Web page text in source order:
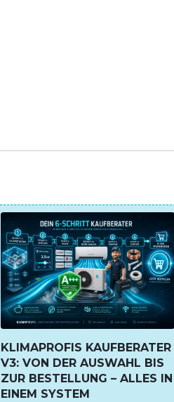
KLIMAPROFIS KAUFBERATER
V3: VON DER AUSWAHL BIS
ZUR BESTELLUNG – ALLES IN
EINEM SYSTEM